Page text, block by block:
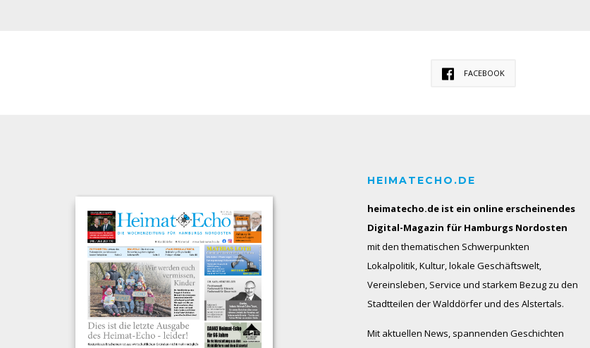
FACEBOOK
HEIMATECHO.DE
heimatecho.de ist ein online erscheinendes
Digital-Magazin für Hamburgs Nordosten
mit den thematischen Schwerpunkten
Lokalpolitik, Kultur, lokale Geschäftswelt,
Vereinsleben, Service und starkem Bezug zu den
Stadtteilen der Walddörfer und des Alstertals.
Mit aktuellen News, spannenden Geschichten